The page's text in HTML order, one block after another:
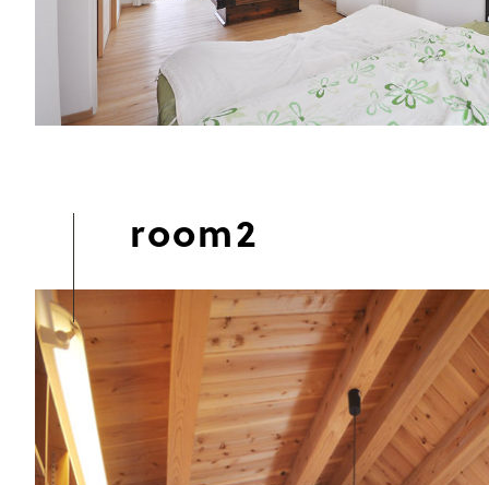
room2